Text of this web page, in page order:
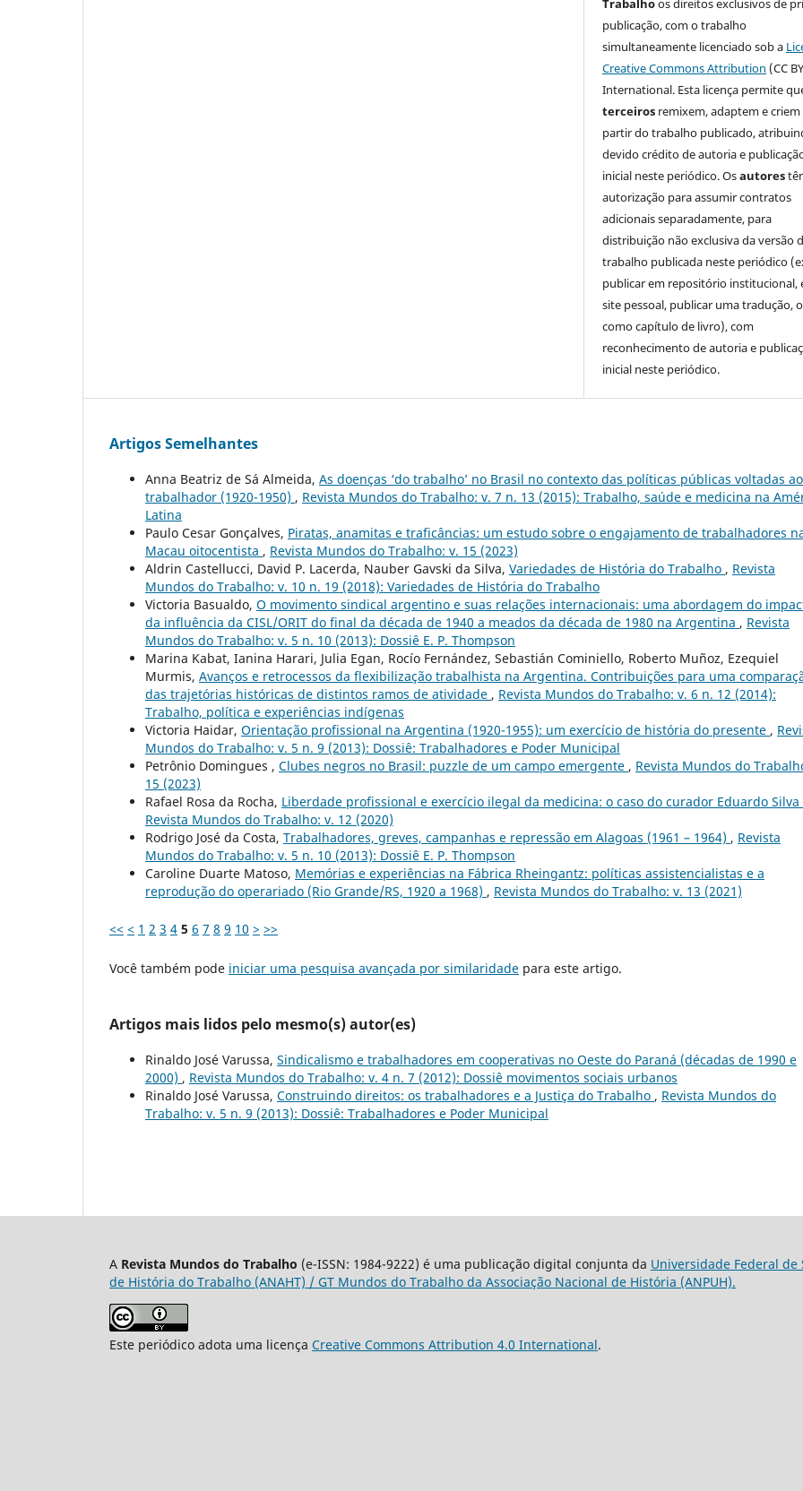
Trabalhoos direitos exclusivos de
publicação, com o trabalho
simultaneamente licenciado sob a
Creative Commons Attribution (CC
International. Esta licença permite
terceiros remixem, adaptem e criem
partir do trabalho publicado,
devido crédito de autoria e
inicial neste periódico. Osautores
autorização para assumir contratos
adicionais separadamente, para
distribuição não exclusiva da versão
trabalho publicada neste periódico
publicar em repositório institucional,
site pessoal, publicar uma tradução,
como capítulo de livro), com
reconhecimento de autoria e
inicial neste periódico.
Artigos Semelhantes
Anna Beatriz de Sá Almeida, As doenças ‘do trabalho’ no Brasil no contexto das políticas públicas voltadas ao
trabalhador (1920-1950) , Revista Mundos do Trabalho: v. 7 n. 13 (2015): Trabalho, saúde e medicina na
Latina
Paulo Cesar Gonçalves, Piratas, anamitas e traficâncias: um estudo sobre o engajamento de trabalhadores
Macau oitocentista , Revista Mundos do Trabalho: v. 15 (2023)
Aldrin Castellucci, David P. Lacerda, Nauber Gavski da Silva, Variedades de História do Trabalho , Revista
Mundos do Trabalho: v. 10 n. 19 (2018): Variedades de História do Trabalho
Victoria Basualdo, O movimento sindical argentino e suas relações internacionais: uma abordagem do
da influência da CISL/ORIT do final da década de 1940 a meados da década de 1980 na Argentina , Revista
Mundos do Trabalho: v. 5 n. 10 (2013): Dossiê E. P. Thompson
Marina Kabat, Ianina Harari, Julia Egan, Rocío Fernández, Sebastián Cominiello, Roberto Muñoz, Ezequiel
Murmis, Avanços e retrocessos da flexibilização trabalhista na Argentina. Contribuições para uma
das trajetórias históricas de distintos ramos de atividade , Revista Mundos do Trabalho: v. 6 n. 12 (2014):
Trabalho, política e experiências indígenas
Victoria Haidar, Orientação profissional na Argentina (1920-1955): um exercício de história do presente ,
Mundos do Trabalho: v. 5 n. 9 (2013): Dossiê: Trabalhadores e Poder Municipal
Petrônio Domingues , Clubes negros no Brasil: puzzle de um campo emergente , Revista Mundos do
15 (2023)
Rafael Rosa da Rocha, Liberdade profissional e exercício ilegal da medicina: o caso do curador Eduardo Silva
Revista Mundos do Trabalho: v. 12 (2020)
Rodrigo José da Costa, Trabalhadores, greves, campanhas e repressão em Alagoas (1961 – 1964) , Revista
Mundos do Trabalho: v. 5 n. 10 (2013): Dossiê E. P. Thompson
Caroline Duarte Matoso, Memórias e experiências na Fábrica Rheingantz: políticas assistencialistas e a
reprodução do operariado (Rio Grande/RS, 1920 a 1968) , Revista Mundos do Trabalho: v. 13 (2021)
<< < 1 2 3 4 5 6 7 8 9 10 > >>
Você também pode iniciar uma pesquisa avançada por similaridade para este artigo.
Artigos mais lidos pelo mesmo(s) autor(es)
Rinaldo José Varussa, Sindicalismo e trabalhadores em cooperativas no Oeste do Paraná (décadas de 1990 e
2000) , Revista Mundos do Trabalho: v. 4 n. 7 (2012): Dossiê movimentos sociais urbanos
Rinaldo José Varussa, Construindo direitos: os trabalhadores e a Justiça do Trabalho , Revista Mundos do
Trabalho: v. 5 n. 9 (2013): Dossiê: Trabalhadores e Poder Municipal
A Revista Mundos do Trabalho (e-ISSN: 1984-9222) é uma publicação digital conjunta da Universidade Federal de
de História do Trabalho (ANAHT) / GT Mundos do Trabalho da Associação Nacional de História (ANPUH).
Este periódico adota uma licença Creative Commons Attribution 4.0 International.